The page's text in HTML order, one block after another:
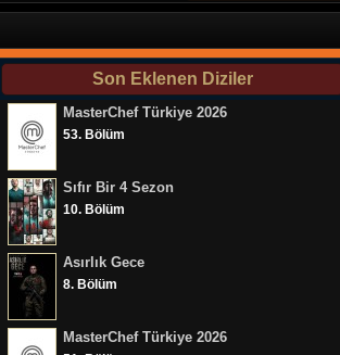
Son Eklenen Diziler
MasterChef Türkiye 2026
53. Bölüm
Sıfır Bir 4 Sezon
10. Bölüm
Asırlık Gece
8. Bölüm
MasterChef Türkiye 2026